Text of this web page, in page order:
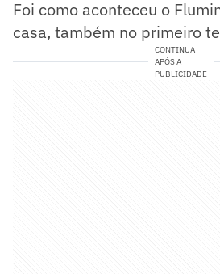
Foi como aconteceu o
casa, também no primeiro
CONTINUA
APÓS A
PUBLICIDADE